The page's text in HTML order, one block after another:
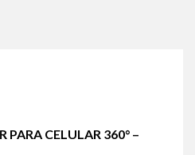
PARA CELULAR 360° –